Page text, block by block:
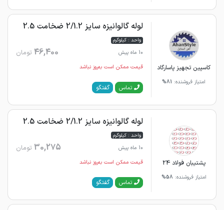
کاسپین تجهیز پاسارگاد
امتیاز فروشنده: 81%
لوله گالوانیزه سایز 2/1.2 ضخامت 2.5
واحد : کیلوگرم
10 ماه پیش
46,400 تومان
قیمت ممکن است به‌روز نباشد
تماس گفتگو
پشتیبان فولاد 24
امتیاز فروشنده: 58%
لوله گالوانیزه سایز 2/1.2 ضخامت 2.5
واحد : کیلوگرم
10 ماه پیش
30,275 تومان
قیمت ممکن است به‌روز نباشد
تماس گفتگو